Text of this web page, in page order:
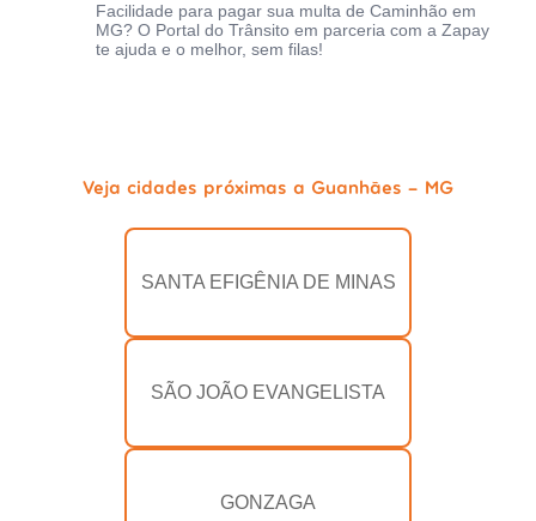
Facilidade para pagar sua multa de Caminhão em
MG? O Portal do Trânsito em parceria com a Zapay
te ajuda e o melhor, sem filas!
Veja cidades próximas a Guanhães - MG
SANTA EFIGÊNIA DE MINAS
SÃO JOÃO EVANGELISTA
GONZAGA